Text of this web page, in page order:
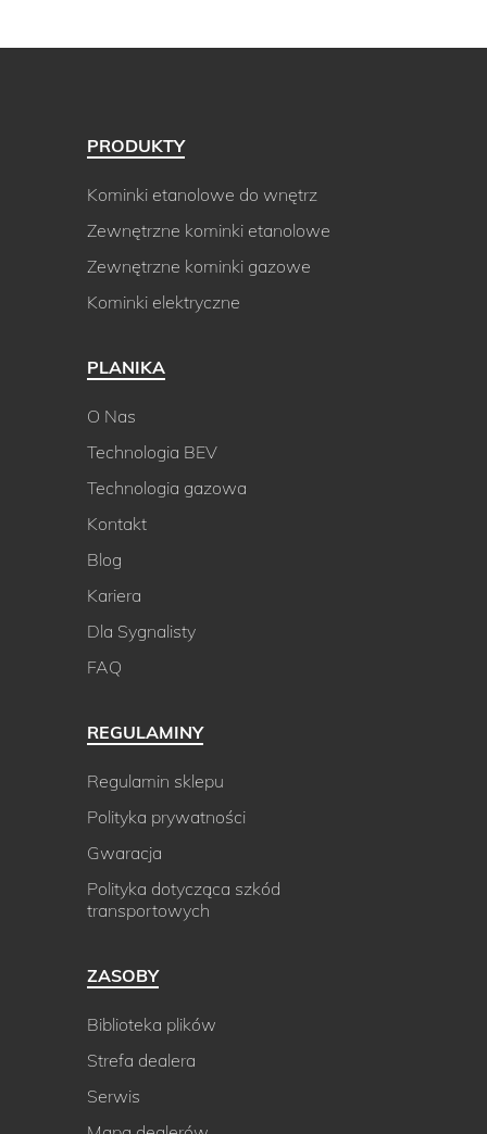
PRODUKTY
Kominki etanolowe do wnętrz
Zewnętrzne kominki etanolowe
Zewnętrzne kominki gazowe
Kominki elektryczne
PLANIKA
O Nas
Technologia BEV
Technologia gazowa
Kontakt
Blog
Kariera
Dla Sygnalisty
FAQ
REGULAMINY
Regulamin sklepu
Polityka prywatności
Gwaracja
Polityka dotycząca szkód
transportowych
ZASOBY
Biblioteka plików
Strefa dealera
Serwis